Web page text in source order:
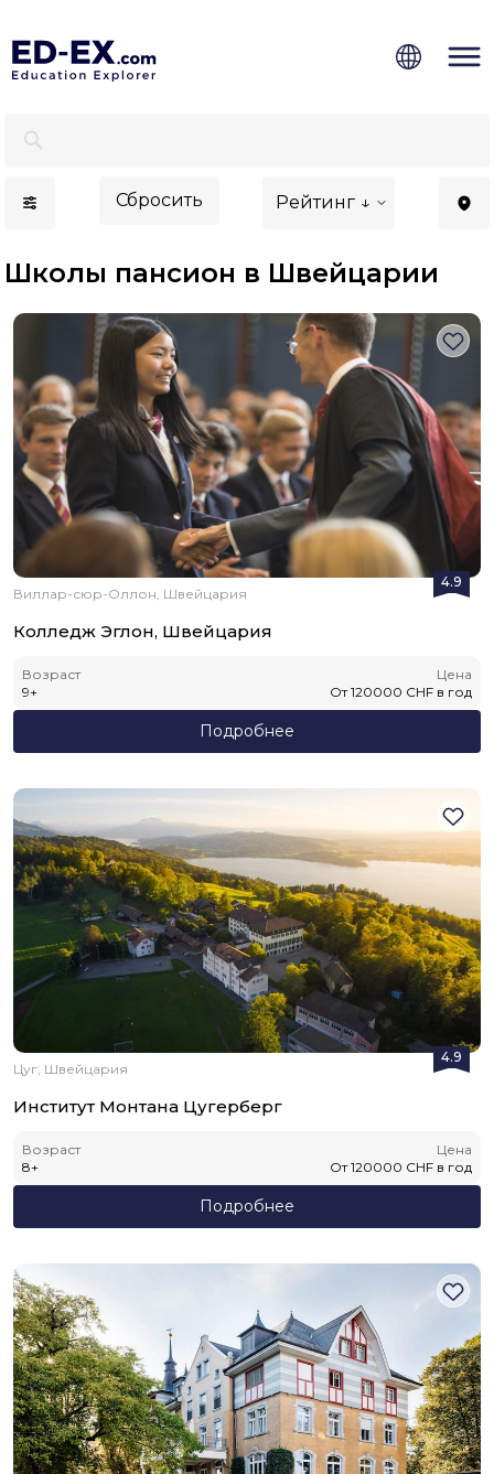
Сбросить Рейтинг ↓
Школы пансион в Швейцарии
4.9
Виллар-сюр-Оллон, Швейцария
Колледж Эглон, Швейцария
Возраст
9+
Цена
От 120000 CHF в год
Подробнее
4.9
Цуг, Швейцария
Институт Монтана Цугерберг
Возраст
8+
Цена
От 120000 CHF в год
Подробнее